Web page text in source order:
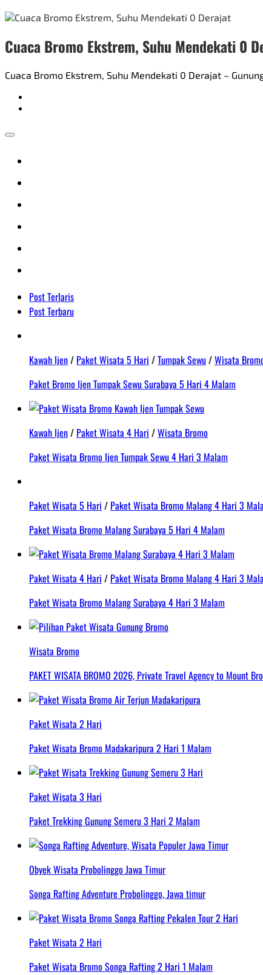
Cuaca Bromo Ekstrem, Suhu Mendekati 0
Cuaca Bromo Ekstrem, Suhu Mendekati 0 Derajat –
Post Terlaris
Post Terbaru
Kawah Ijen/ Paket Wisata 5 Hari /Tumpak Sewu/Wisata
Paket Bromo Ijen Tumpak Sewu Surabaya 5 Hari 4 Malam
Kawah Ijen/ Paket Wisata 4 Hari /Wisata Bromo
Paket Wisata Bromo Ijen Tumpak Sewu 4 Hari 3 Malam
Paket Wisata 5 Hari / Paket Wisata Bromo Malang 4 Hari 3
Paket Wisata Bromo Malang Surabaya 5 Hari 4 Malam
Paket Wisata 4 Hari / Paket Wisata Bromo Malang 4 Hari 3
Paket Wisata Bromo Malang Surabaya 4 Hari 3 Malam
Wisata Bromo
PAKET WISATA BROMO 2026, Private Travel Agency to Mount
Paket Wisata 2 Hari
Paket Wisata Bromo Madakaripura 2 Hari 1 Malam
Paket Wisata 3 Hari
Paket Trekking Gunung Semeru 3 Hari 2 Malam
Obyek Wisata Probolinggo Jawa Timur
Songa Rafting Adventure Probolinggo, Jawa timur
Paket Wisata 2 Hari
Paket Wisata Bromo Songa Rafting 2 Hari 1 Malam